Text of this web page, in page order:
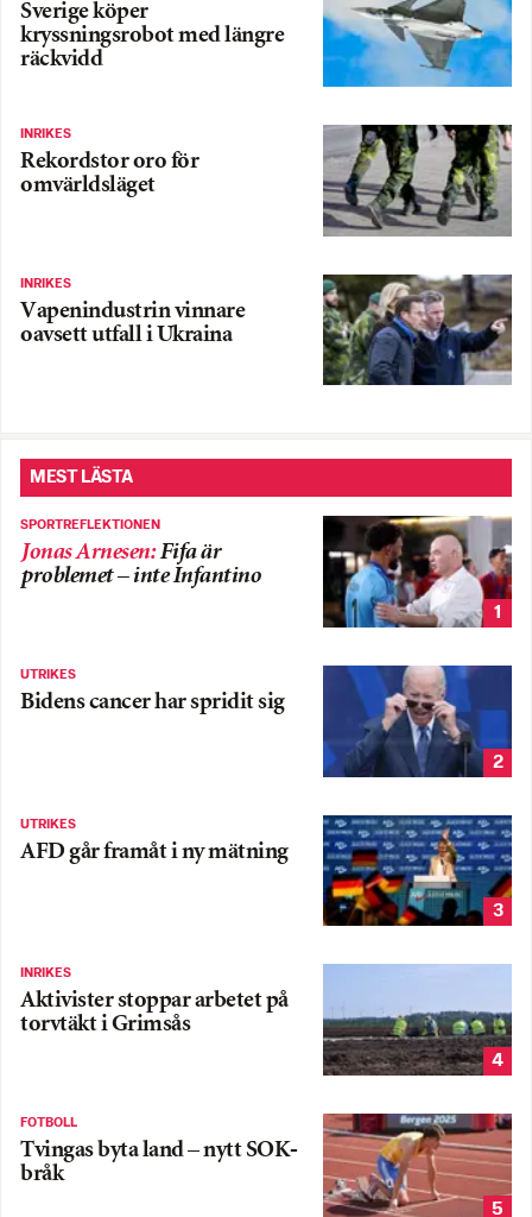
Sverige köper
kryssningsrobot med längre
räckvidd
INRIKES
Rekordstor oro för
omvärldsläget
INRIKES
Vapenindustrin vinnare
oavsett utfall i Ukraina
MEST LÄSTA
SPORTREFLEKTIONEN
Jonas Arnesen:Fifa är
problemet – inte Infantino
1
UTRIKES
Bidens cancer har spridit sig
2
UTRIKES
AFD går framåt i ny mätning
3
INRIKES
Aktivister stoppar arbetet på
torvtäkt i Grimsås
4
FOTBOLL
Tvingas byta land – nytt SOK-
bråk
5